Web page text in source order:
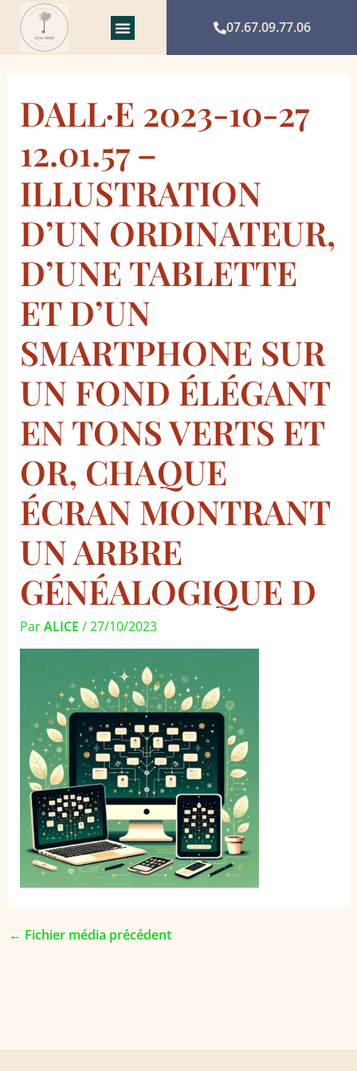
contenu
07.67.09.77.06
DALL·E 2023-10-27
12.01.57 –
ILLUSTRATION
D’UN ORDINATEUR,
D’UNE TABLETTE
ET D’UN
SMARTPHONE SUR
UN FOND ÉLÉGANT
EN TONS VERTS ET
OR, CHAQUE
ÉCRAN MONTRANT
UN ARBRE
GÉNÉALOGIQUE D
ParALICE /27/10/2023
← Fichier média précédent